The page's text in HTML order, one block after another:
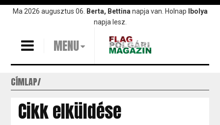
UgrásMa 2026 augusztus 06. Berta, Bettina napja van. Holnap
Ibolya
napja lesz.
MENU
CÍMLAP
Cikk elküldése